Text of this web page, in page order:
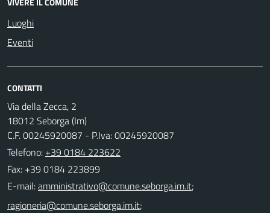
Luoghi
Eventi
CONTATTI
Via della Zecca, 2
18012 Seborga (Im)
C.F. 00245920087 - P.Iva: 00245920087
Telefono: +39 0184 223622
Fax: +39 0184 223899
E-mail:
;
;